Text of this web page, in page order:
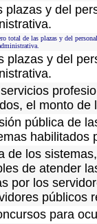
plazas y del
total de las plazas y del
plazas y del
el monto
pública de
habilitados
de los
de atender
por los
públicos
para